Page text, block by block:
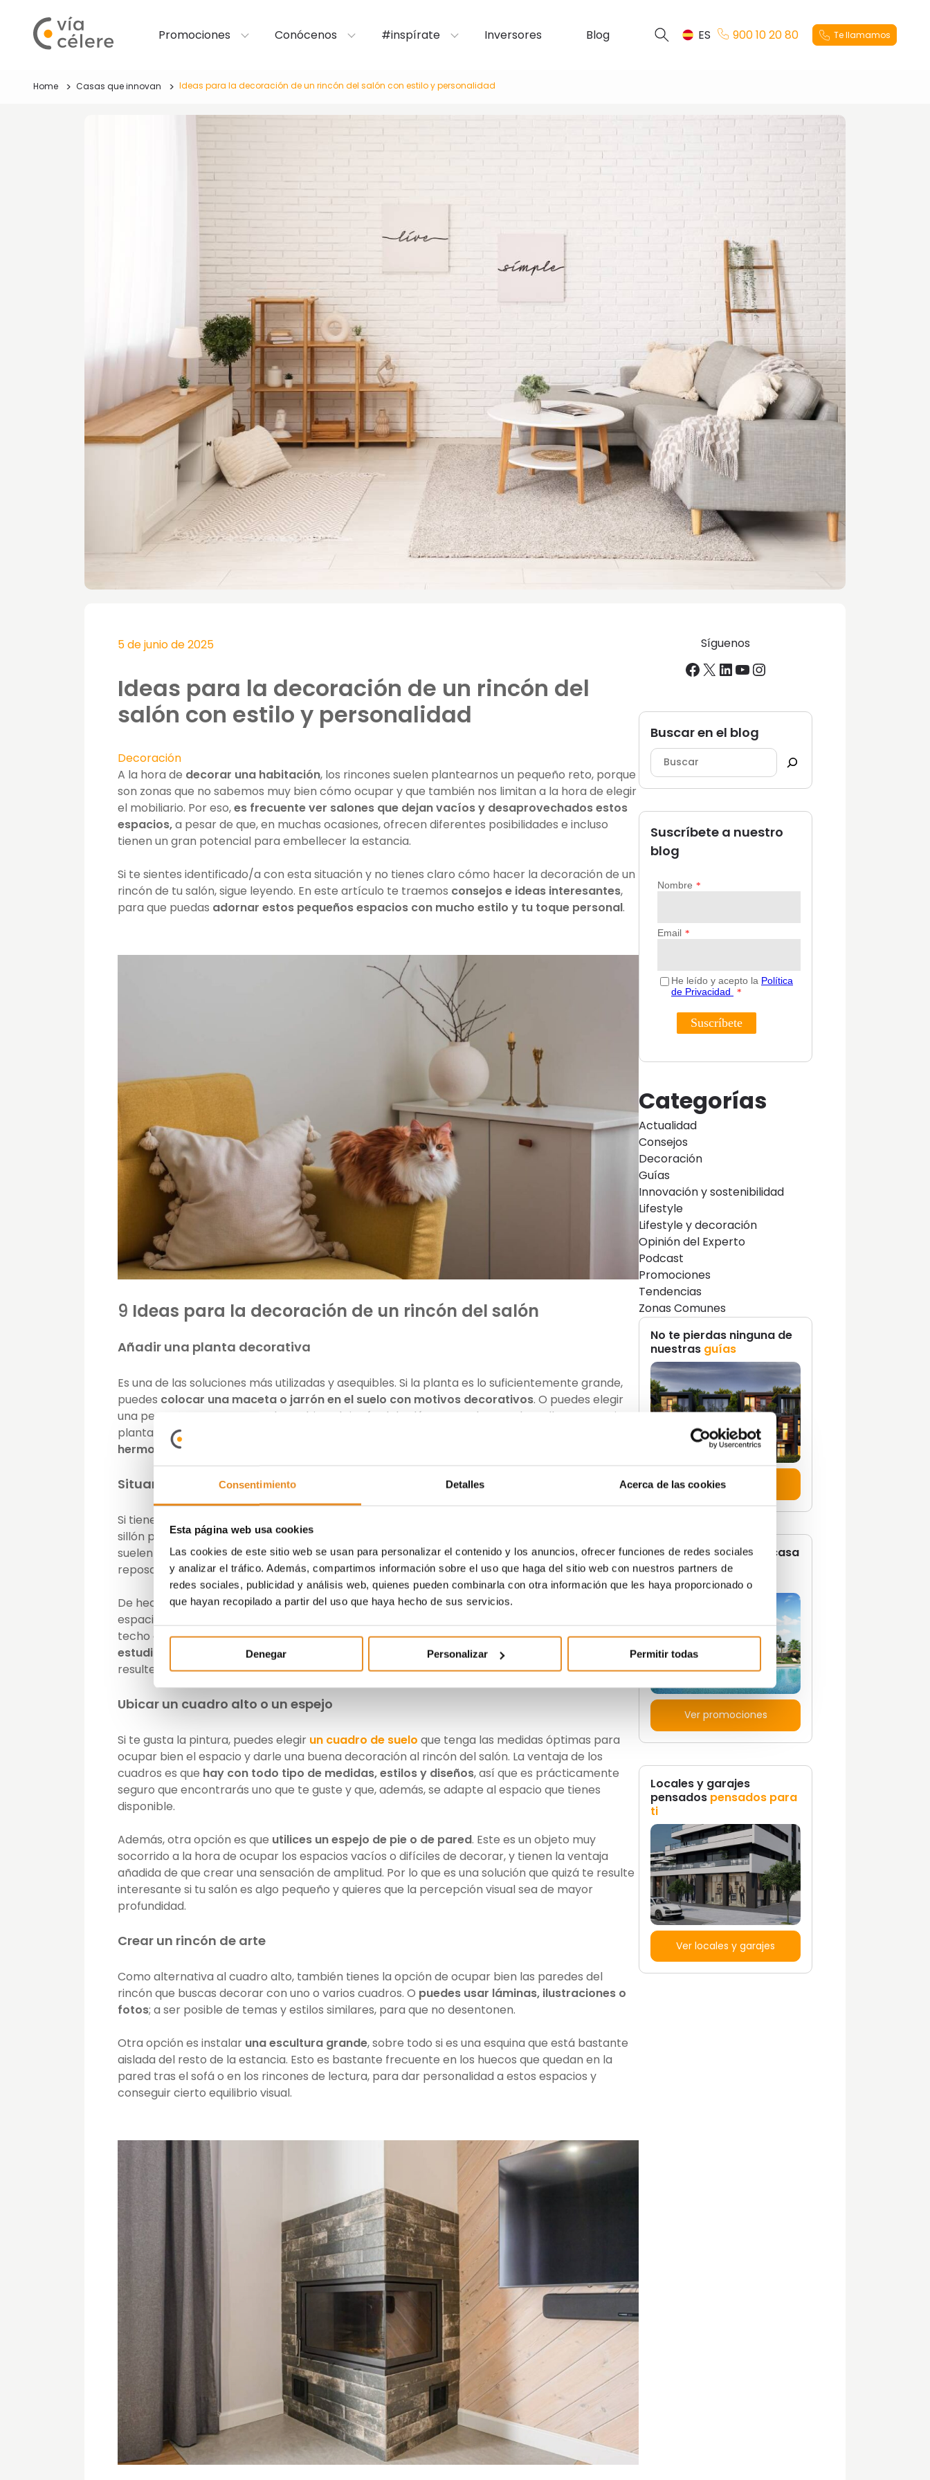
Consentimiento Detalles Acerca de las cookies
Esta página web usa cookies
Las cookies de este sitio web se usan para personalizar el contenido y los anuncios, ofrecer funciones de redes sociales
y analizar el tráfico. Además, compartimos información sobre el uso que haga del sitio web con nuestros partners de
redes sociales, publicidad y análisis web, quienes pueden combinarla con otra información que les haya proporcionado o
que hayan recopilado a partir del uso que haya hecho de sus servicios.
Denegar Personalizar Permitir todas
Promociones Conócenos #inspírate Inversores Blog ES 900 10 20 80 Te llamamos
Home Casas que innovan Ideas para la decoración de un rincón del salón con estilo y personalidad
5 de junio de 2025
Ideas para la decoración de un rincón del
salón con estilo y personalidad
Decoración
A la hora de decorar una habitación, los rincones suelen plantearnos un pequeño reto, porque
son zonas que no sabemos muy bien cómo ocupar y que también nos limitan a la hora de elegir
el mobiliario. Por eso,es frecuente ver salones que dejan vacíos y desaprovechados estos
espacios,a pesar de que, en muchas ocasiones, ofrecen diferentes posibilidades e incluso
tienen un gran potencial para embellecer la estancia.
Si te sientes identificado/a con esta situación y no tienes claro cómo hacer la decoración de un
rincón de tu salón, sigue leyendo. En este artículo te traemos consejos e ideas interesantes,
para que puedas adornar estos pequeños espacios con mucho estilo y tu toque personal.
9 Ideas para la decoración de un rincón del salón
Añadir una planta decorativa
Es una de las soluciones más utilizadas y asequibles. Si la planta es lo suficientemente grande,
puedes colocar una maceta o jarrón en el suelo con motivos decorativos. O puedes elegir
una pequeña mesa que se adapte bien al rincón del salón para colocar sobre ella una o varias
plantas: por ejemplo, quizá quieras
hermoso jarrón
Situar un puff, una silla o banqueta
Si tienes espacio suficiente, puedes convertir el rincón de tu salón en una alternativa al sofá o
sillón para el descanso.Lospuffsson opciones muy demandadas en estos casos
suelen ocupar poco espacio, resultan bastante cómodos y también pueden usarse como
reposapiés e incluso como mesa o pequeño espacio de almacenamiento.
De hecho, si el rincón del salón que necesitas decorar está cerca de una ventana o tiene
espacio suficiente para colocar una
techo o pared sobre él), también puedes usarlo como espacioaparte para la lectura, el
estudio o la siesta
. En este caso, en lugar de un puff puedes colocar una silla o banqueta que te
resulte lo suficientemente cómoda para sentarte en ella durante largos ratos.
Ubicar un cuadro alto o un espejo
Si te gusta la pintura, puedes elegir un cuadro de suelo que tenga las medidas óptimas para
ocupar bien el espacio y darle una buena decoración al rincón del salón. La ventaja de los
cuadros es que hay con todo tipo de medidas, estilos y diseños, así que es prácticamente
seguro que encontrarás uno que te guste y que, además, se adapte al espacio que tienes
disponible.
Además, otra opción es que utilices un espejo de pie o de pared. Este es un objeto muy
socorrido a la hora de ocupar los espacios vacíos o difíciles de decorar, y tienen la ventaja
añadida de que crear una sensación de amplitud. Por lo que es una solución que quizá te resulte
interesante si tu salón es algo pequeño y quieres que la percepción visual sea de mayor
profundidad.
Crear un rincón de arte
Como alternativa al cuadro alto, también tienes la opción de ocupar bien las paredes del
rincón que buscas decorar con uno o varios cuadros. O puedes usar láminas, ilustraciones o
fotos; a ser posible de temas y estilos similares, para que no desentonen.
Otra opción es instalar una escultura grande, sobre todo si es una esquina que está bastante
aislada del resto de la estancia. Esto es bastante frecuente en los huecos que quedan en la
pared tras el sofá o en los rincones de lectura, para dar personalidad a estos espacios y
conseguir cierto equilibrio visual.
Síguenos
Facebook
X LinkedIn
YouTube
Instagram
Buscar en el blog
Suscríbete a nuestro
blog
Categorías
Actualidad
Consejos
Decoración
Guías
Innovación y sostenibilidad
Lifestyle
Lifestyle y decoración
Opinión del Experto
Podcast
Promociones
Tendencias
Zonas Comunes
No te pierdas ninguna de
nuestras guías
Descúbrelas aquí
¿Quieres vivir en una casa
con un estilo de vida
propio?
Ver promociones
Locales y garajes
pensados pensados para
ti
Ver locales y garajes